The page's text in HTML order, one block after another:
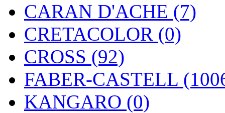
CARAN D'ACHE (7)
CRETACOLOR (0)
CROSS (92)
FABER-CASTELL
KANGARO (0)